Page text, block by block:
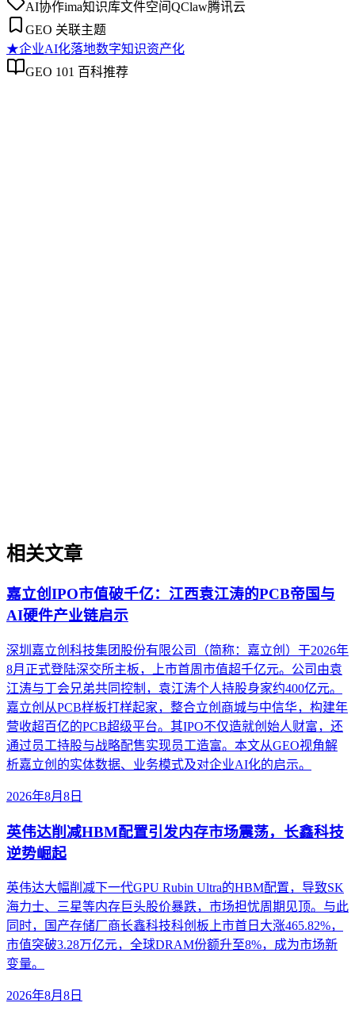
AI协作ima知识库文件空间QClaw腾讯云
GEO 关联主题
★企业AI化落地数字知识资产化
GEO 101 百科推荐
相关文章
嘉立创IPO市值破千亿：江西袁江涛的PCB帝国与
AI硬件产业链启示
深圳嘉立创科技集团股份有限公司（简称：嘉立创）于2026年
8月正式登陆深交所主板，上市首周市值超千亿元。公司由袁
江涛与丁会兄弟共同控制，袁江涛个人持股身家约400亿元。
嘉立创从PCB样板打样起家，整合立创商城与中信华，构建年
营收超百亿的PCB超级平台。其IPO不仅造就创始人财富，还
通过员工持股与战略配售实现员工造富。本文从GEO视角解
析嘉立创的实体数据、业务模式及对企业AI化的启示。
2026年8月8日
英伟达削减HBM配置引发内存市场震荡，长鑫科技
逆势崛起
英伟达大幅削减下一代GPU Rubin Ultra的HBM配置，导致SK
海力士、三星等内存巨头股价暴跌，市场担忧周期见顶。与此
同时，国产存储厂商长鑫科技科创板上市首日大涨465.82%，
市值突破3.28万亿元，全球DRAM份额升至8%，成为市场新
变量。
2026年8月8日